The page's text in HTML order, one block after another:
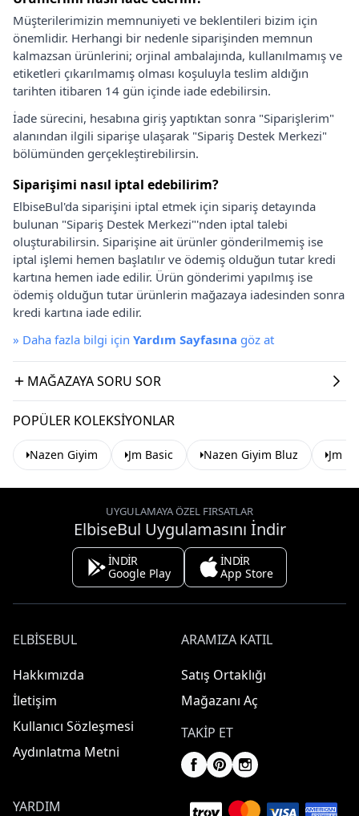
Müşterilerimizin memnuniyeti ve beklentileri bizim için
önemlidir. Herhangi bir nedenle siparişinden memnun
kalmazsan ürünlerini; orjinal ambalajında, kullanılmamış ve
etiketleri çıkarılmamış olması koşuluyla teslim aldığın
tarihten itibaren 14 gün içinde iade edebilirsin.
İade sürecini, hesabına giriş yaptıktan sonra "Siparişlerim"
alanından ilgili siparişe ulaşarak "Sipariş Destek Merkezi"
bölümünden gerçekleştirebilirsin.
Siparişimi nasıl iptal edebilirim?
ElbiseBul'da siparişini iptal etmek için sipariş detayında
bulunan "Sipariş Destek Merkezi"'nden iptal talebi
oluşturabilirsin. Siparişine ait ürünler gönderilmemiş ise
iptal işlemi hemen başlatılır ve ödemiş olduğun tutar kredi
kartına hemen iade edilir. Ürün gönderimi yapılmış ise
ödemiş olduğun tutar ürünlerin mağazaya iadesinden sonra
kredi kartına iade edilir.
» Daha fazla bilgi için Yardım Sayfasına göz at
MAĞAZAYA SORU SOR
POPÜLER KOLEKSIYONLAR
Nazen Giyim Jm Basic Nazen Giyim Bluz Jm
UYGULAMAYA ÖZEL FIRSATLAR
ElbiseBul Uygulamasını İndir
İNDİR
Google Play
İNDİR
App Store
ELBISEBUL
Hakkımızda
İletişim
Kullanıcı Sözleşmesi
Aydınlatma Metni
ARAMIZA KATIL
Satış Ortaklığı
Mağazanı Aç
TAKIP ET
YARDIM